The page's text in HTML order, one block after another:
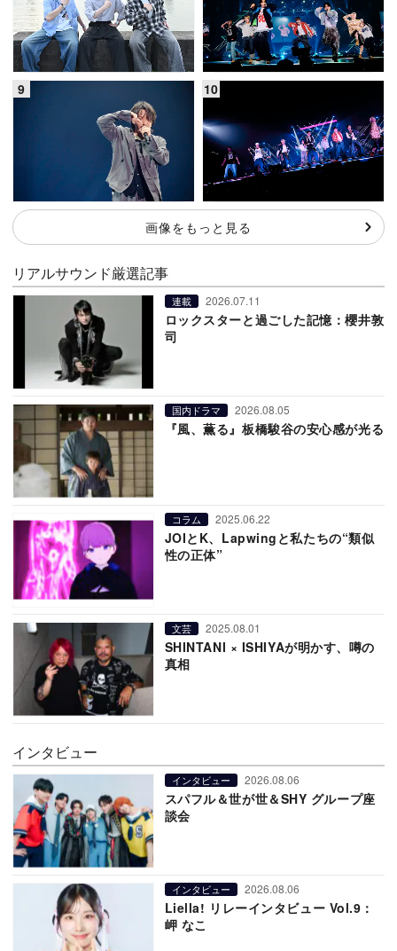
画像をもっと見る
リアルサウンド厳選記事
連載 2026.07.11
ロックスターと過ごした記憶：櫻井敦
司
国内ドラマ 2026.08.05
『風、薫る』板橋駿谷の安心感が光る
コラム 2025.06.22
JOIとK、Lapwingと私たちの“類似
性の正体”
文芸 2025.08.01
SHINTANI × ISHIYAが明かす、噂の
真相
インタビュー
インタビュー 2026.08.06
スパフル＆世が世＆SHY グループ座
談会
インタビュー 2026.08.06
Liella! リレーインタビュー Vol.9：
岬 なこ